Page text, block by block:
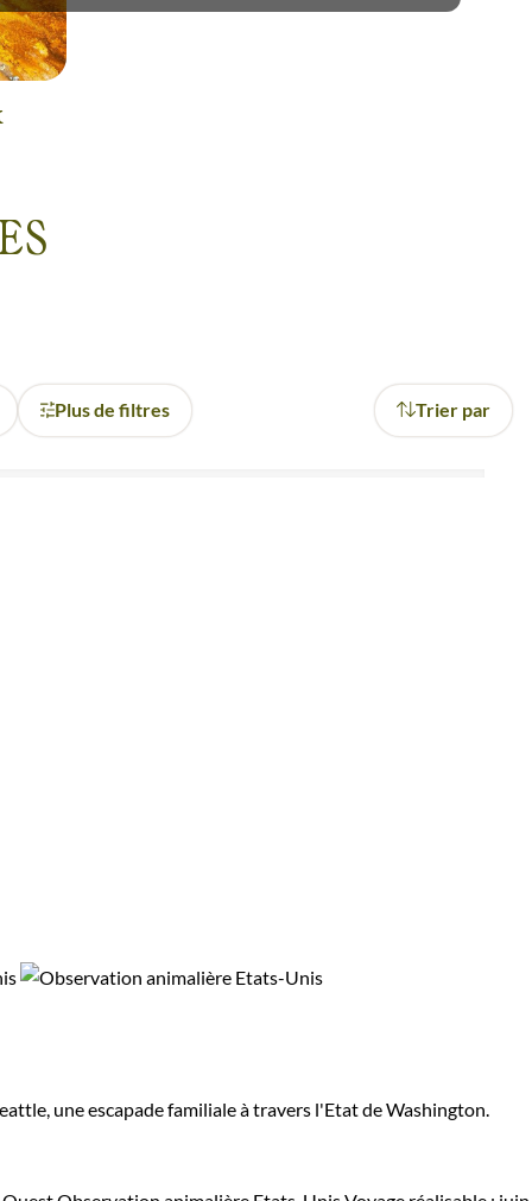
offrir une expérience de
les plages de la Floride,
ce pays aux mille et une
Plus de filtres Trier par
une escapade familiale à travers l'Etat de Washington.